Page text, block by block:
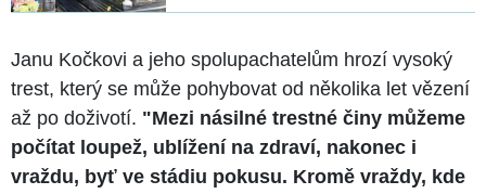
Janu Kočkovi a jeho spolupachatelům hrozí vysoký
trest, který se může pohybovat od několika let vězení
až po doživotí. "Mezi násilné trestné činy můžeme
počítat loupež, ublížení na zdraví, nakonec i
vraždu, byť ve stádiu pokusu. Kromě vraždy, kde